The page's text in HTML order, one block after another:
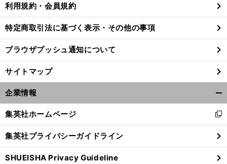
前
利用規約・会員規約
特定商取引法に基づく表示・その他の事項
ブラウザプッシュ通知について
サイトマップ
企業情報
閉
る
集英社ホームページ
新
し
い
ウ
ィ
集英社プライバシーガイドライン
SHUEISHA Privacy Guideline